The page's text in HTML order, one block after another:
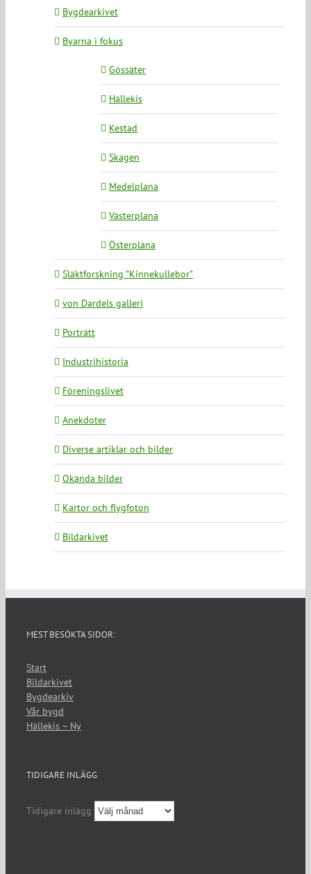
Bygdearkivet
Byarna i fokus
Gössäter
Hällekis
Kestad
Skagen
Medelplana
Västerplana
Österplana
Släktforskning ”Kinnekullebor”
von Dardels galleri
Porträtt
Industrihistoria
Föreningslivet
Anekdoter
Diverse artiklar och bilder
Okända bilder
Kartor och flygfoton
Bildarkivet
MEST BESÖKTA SIDOR:
Start
Bildarkivet
Bygdearkiv
Vår bygd
Hällekis – Ny
TIDIGARE INLÄGG
Tidigare inlägg